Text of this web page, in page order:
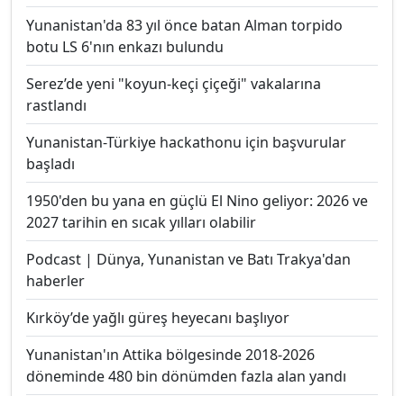
Yunanistan'da 83 yıl önce batan Alman torpido
botu LS 6'nın enkazı bulundu
Serez’de yeni "koyun-keçi çiçeği" vakalarına
rastlandı
Yunanistan-Türkiye hackathonu için başvurular
başladı
1950'den bu yana en güçlü El Nino geliyor: 2026 ve
2027 tarihin en sıcak yılları olabilir
Podcast | Dünya, Yunanistan ve Batı Trakya'dan
haberler
Kırköy’de yağlı güreş heyecanı başlıyor
Yunanistan'ın Attika bölgesinde 2018-2026
döneminde 480 bin dönümden fazla alan yandı